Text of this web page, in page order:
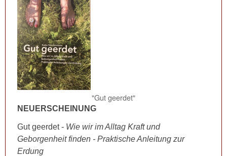
"Gut geerdet"
NEUERSCHEINUNG
Gut geerdet - Wie wir im Alltag Kraft und
Geborgenheit finden - Praktische Anleitung zur
Erdung